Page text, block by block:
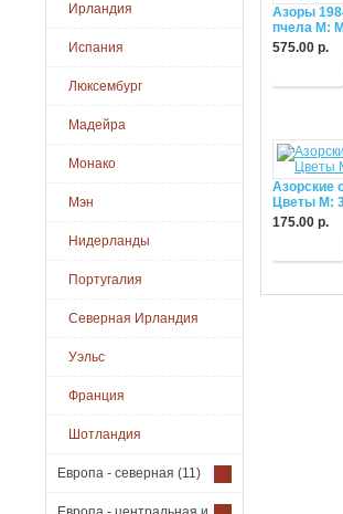
Ирландия
Испания
Люксембург
Мадейра
Монако
Мэн
Нидерланды
Португалия
Северная Ирландия
Уэльс
Франция
Шотландия
Европа - северная (11)
Азоры
пчела М:
575.00 р.
Азорские
Цветы М:
175.00 р.